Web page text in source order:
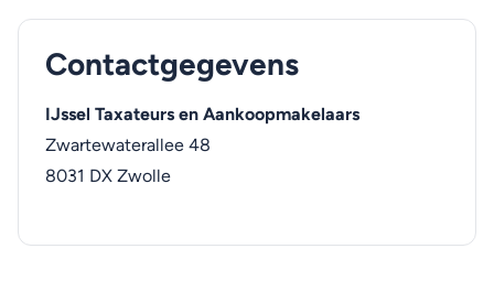
Contactgegevens
IJssel Taxateurs en Aankoopmakelaars
Zwartewaterallee 48
8031 DX Zwolle